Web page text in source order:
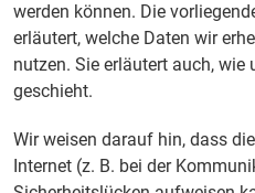
werden können. Die
erläutert, welche Daten wir
nutzen. Sie erläutert auch,
geschieht.
Wir weisen darauf hin, dass
Internet (z. B. bei der